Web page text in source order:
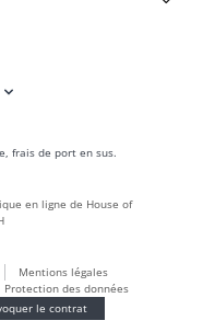
frais de port en sus.
Mentions légales
Protection des données
le contrat
en ligne de House of